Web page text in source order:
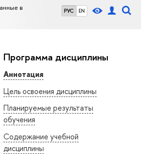
РУС EN
в
Программа дисциплины
Аннотация
Цель освоения дисциплины
Планируемые результаты
обучения
Содержание учебной
дисциплины